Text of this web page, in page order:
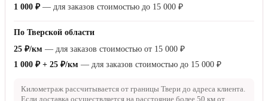
1 000 ₽— для заказов стоимостью до 15 000 ₽
По Тверской области
25 ₽/км — для заказов стоимостью от 15 000 ₽
1 000 ₽ + 25 ₽/км — для заказов стоимостью до 15 000 ₽
Километраж рассчитывается от границы Твери до адреса клиента.
Если доставка осуществляется на расстояние более 50 км от